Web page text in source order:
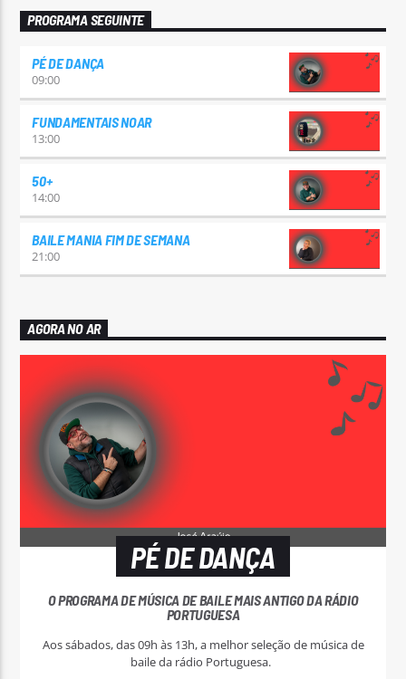
PROGRAMA SEGUINTE
PÉ DE DANÇA
09:00
FUNDAMENTAIS NOAR
13:00
50+
14:00
BAILE MANIA FIM DE SEMANA
21:00
AGORA NO AR
PÉ DE DANÇA
O PROGRAMA DE MÚSICA DE BAILE MAIS ANTIGO DA RÁDIO
PORTUGUESA
Aos sábados, das 09h às 13h, a melhor seleção de música de